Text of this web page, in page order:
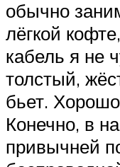
обычно
лёгкой
кабель я не
толстый,
бьет.
Конечно, в
привычней